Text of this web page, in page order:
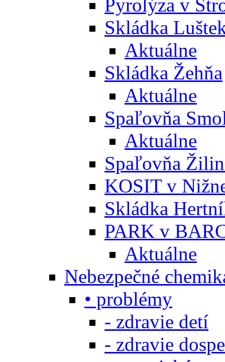
Pyrolýza v
Skládka
Aktuálne
Skládka Žehňa
Aktuálne
Spaľovňa
Aktuálne
Spaľovňa
KOSIT v
Skládka
PARK v
Aktuálne
Nebezpečné
• problémy
- zdravie detí
- zdravie